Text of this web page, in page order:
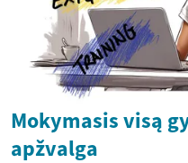
Mokymasis visą
apžvalga